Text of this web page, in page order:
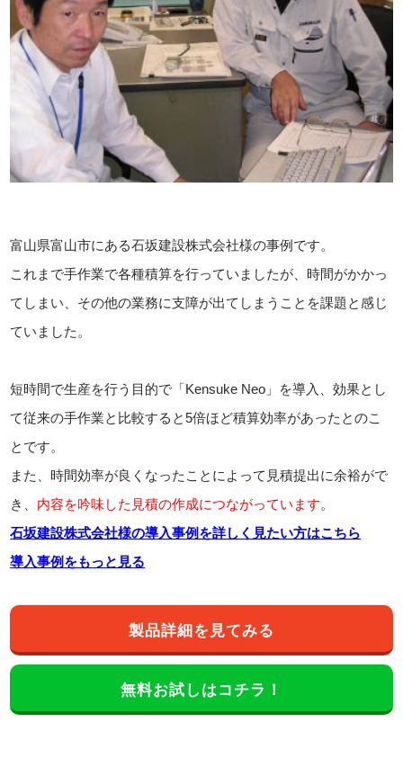
富山県富山市にある石坂建設株式会社様の事例です。
これまで手作業で各種積算を行っていましたが、時間がかかっ
てしまい、その他の業務に支障が出てしまうことを課題と感じ
ていました。
短時間で生産を行う目的で「Kensuke Neo」を導入、効果とし
て従来の手作業と比較すると5倍ほど積算効率があったとのこ
とです。
また、時間効率が良くなったことによって見積提出に余裕がで
き、 内容を吟味した見積の作成につながっています。
石坂建設株式会社様の導入事例を詳しく見たい方はこちら
導入事例をもっと見る
製品詳細を見てみる
無料お試しはコチラ！